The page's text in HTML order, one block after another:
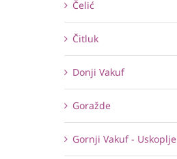
Čelić
Čitluk
Donji Vakuf
Goražde
Gornji Vakuf - Uskoplje